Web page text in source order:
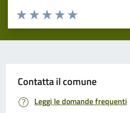
Valuta 5 stelle su 5
Valuta 4 stelle su 5
Valuta 3 stelle su 5
Valuta 2 stelle su 5
Valuta 1 stelle su 5
Contatta il comune
Leggi le domande frequenti